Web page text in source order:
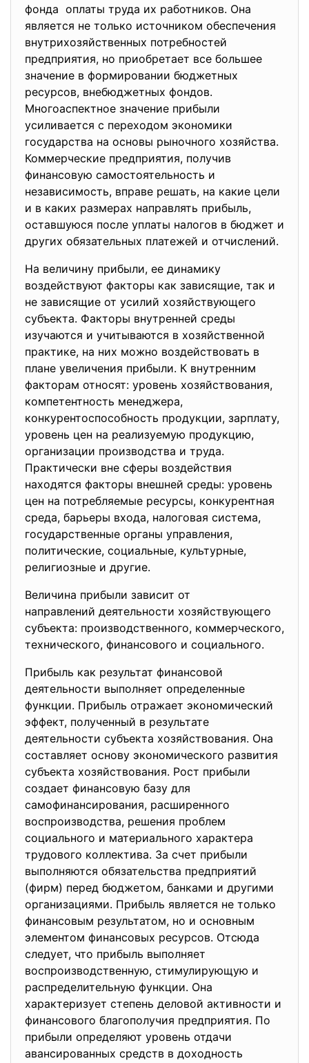
фонда оплаты труда их работников. Она
является не только источником обеспечения
внутрихозяйственных потребностей
предприятия, но приобретает все большее
значение в формировании бюджетных
ресурсов, внебюджетных фондов.
Многоаспектное значение прибыли
усиливается с переходом экономики
государства на основы рыночного хозяйства.
Коммерческие предприятия, получив
финансовую самостоятельность и
независимость, вправе решать, на какие цели
и в каких размерах направлять прибыль,
оставшуюся после уплаты налогов в бюджет и
других обязательных платежей и отчислений.
На величину прибыли, ее динамику
воздействуют факторы как зависящие, так и
не зависящие от усилий хозяйствующего
субъекта. Факторы внутренней среды
изучаются и учитываются в хозяйственной
практике, на них можно воздействовать в
плане увеличения прибыли. К внутренним
факторам относят: уровень хозяйствования,
компетентность менеджера,
конкурентоспособность продукции, зарплату,
уровень цен на реализуемую продукцию,
организации производства и труда.
Практически вне сферы воздействия
находятся факторы внешней среды: уровень
цен на потребляемые ресурсы, конкурентная
среда, барьеры входа, налоговая система,
государственные органы управления,
политические, социальные, культурные,
религиозные и другие.
Величина прибыли зависит от
направлений деятельности хозяйствующего
субъекта: производственного, коммерческого,
технического, финансового и социального.
Прибыль как результат финансовой
деятельности выполняет определенные
функции. Прибыль отражает экономический
эффект, полученный в результате
деятельности субъекта хозяйствования. Она
составляет основу экономического развития
субъекта хозяйствования. Рост прибыли
создает финансовую базу для
самофинансирования, расширенного
воспроизводства, решения проблем
социального и материального характера
трудового коллектива. За счет прибыли
выполняются обязательства предприятий
(фирм) перед бюджетом, банками и другими
организациями. Прибыль является не только
финансовым результатом, но и основным
элементом финансовых ресурсов. Отсюда
следует, что прибыль выполняет
воспроизводственную, стимулирующую и
распределительную функции. Она
характеризует степень деловой активности и
финансового благополучия предприятия. По
прибыли определяют уровень отдачи
авансированных средств в доходность